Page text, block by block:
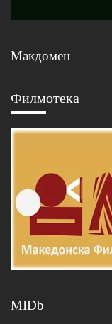
Макдомен
Филмотека
MIDb